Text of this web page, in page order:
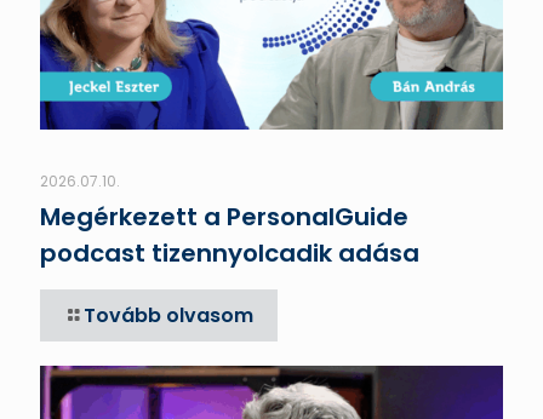
2026.07.10.
Megérkezett a PersonalGuide
podcast tizennyolcadik adása
Tovább olvasom